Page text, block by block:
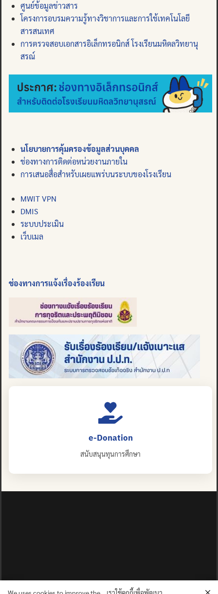
ศูนย์ข้อมูลข่าวสาร
โครงการอบรมความรู้ทางวิชาการและการใช้เทคโนโลยี
สารสนเทศ
การตรวจสอบเอกสารอิเล็กทรอนิกส์ โรงเรียนมหิดลวิทยานุ
สรณ์
นโยบายการคุ้มครองข้อมูลส่วนบุคคล
ช่องทางการติดต่อหน่วยงานภายใน
การเสนอสื่อสำหรับเผยแพร่บนระบบของโรงเรียน
MWIT VPN
DMIS
ระบบประเมิน
เว็บเมล
ช่องทางการแจ้งเรื่องร้องเรียน
e-Donation
สนับสนุนทุนการศึกษา